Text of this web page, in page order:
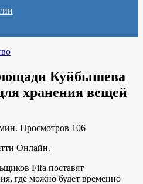
Куйбышева
хранения вещей
Просмотров 106
Онлайн.
Fifa поставят
где можно будет временно